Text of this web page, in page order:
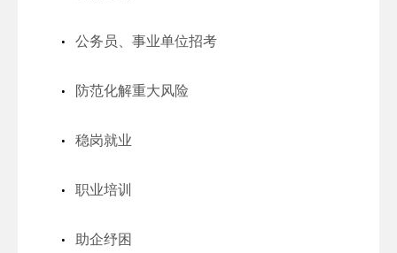
公务员、事业单位招考
防范化解重大风险
稳岗就业
职业培训
助企纾困